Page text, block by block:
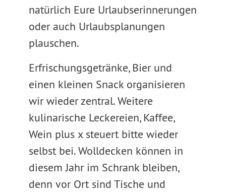
natürlich Eure Urlaubserinnerungen
oder auch Urlaubsplanungen
plauschen.
Erfrischungsgetränke, Bier und
einen kleinen Snack organisieren
wir wieder zentral. Weitere
kulinarische Leckereien, Kaffee,
Wein plus x steuert bitte wieder
selbst bei. Wolldecken können in
diesem Jahr im Schrank bleiben,
denn vor Ort sind Tische und